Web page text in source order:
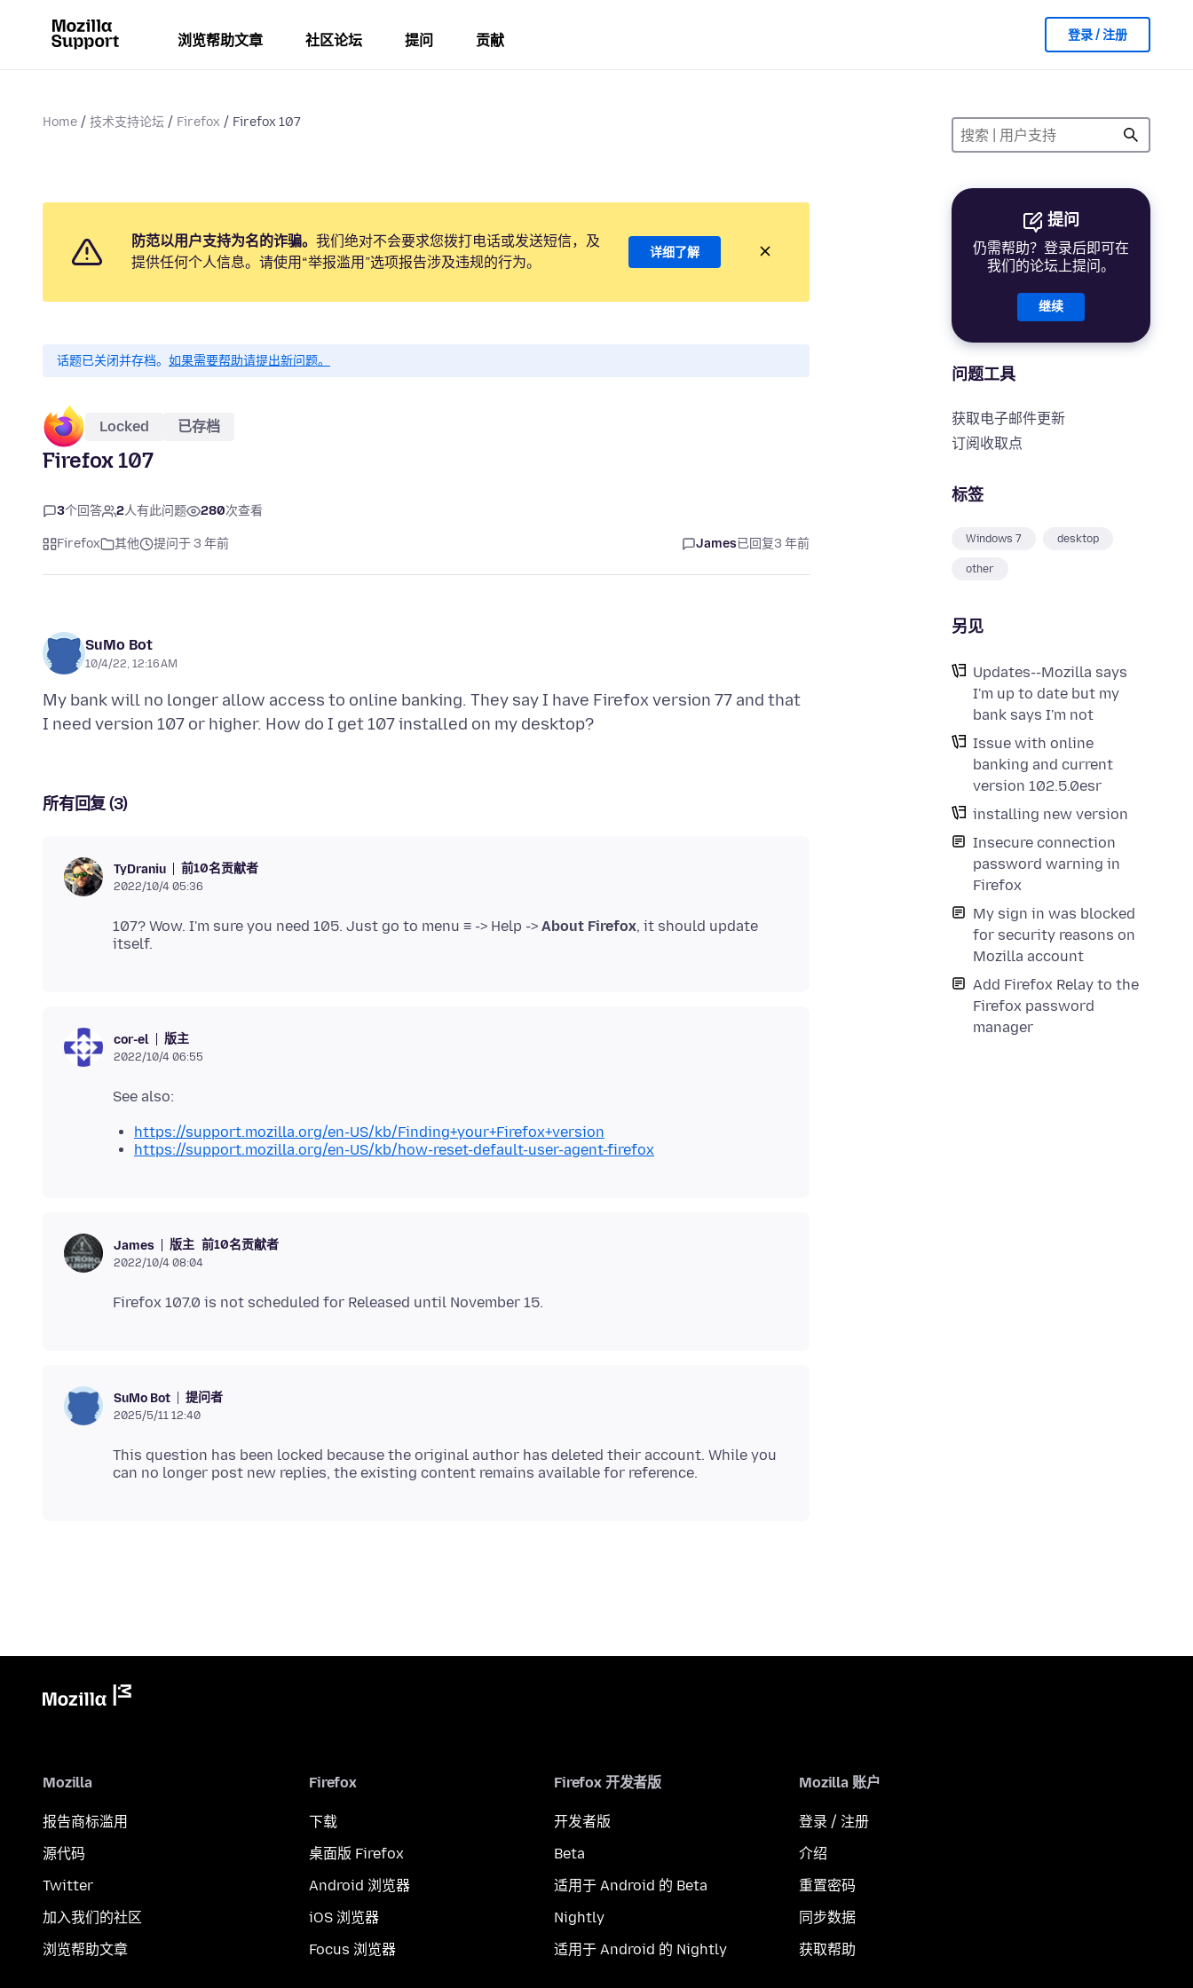
浏览帮助文章 社区论坛 提问 贡献 登录 / 注册
Home 技术支持论坛 Firefox Firefox 107
提问
仍需帮助？登录后即可在
我们的论坛上提问。
继续
问题工具
获取电子邮件更新
订阅收取点
标签
Windows 7 desktop
other
另见
Updates--Mozilla says
I'm up to date but my
bank says I'm not
Issue with online
banking and current
version 102.5.0esr
installing new version
Insecure connection
password warning in
Firefox
My sign in was blocked
for security reasons on
Mozilla account
Add Firefox Relay to the
Firefox password
manager
防范以用户支持为名的诈骗。 我们绝对不会要求您拨打电话或发送短信，及
提供任何个人信息。请使用“举报滥用”选项报告涉及违规的行为。
详细了解
话题已关闭并存档。 如果需要帮助请提出新问题。
Locked 已存档
Firefox 107
3个回答 2人有此问题 280次查看
Firefox 其他 提问于 3 年前 James已回复3 年前
SuMo Bot
10/4/22, 12:16 AM
My bank will no longer allow access to online banking. They say I have Firefox version 77 and that
所有回复 (3)
TyDraniu 前10名贡献者
2022/10/4 05:36
107? Wow. I'm sure you need 105. Just go to menu ≡ -> Help -> About Firefox, it should update
cor-el 版主
2022/10/4 06:55
https://support.mozilla.org/en-US/kb/Finding+your+Firefox+version
https://support.mozilla.org/en-US/kb/how-reset-default-user-agent-firefox
James 版主 前10名贡献者
2022/10/4 08:04
SuMo Bot 提问者
2025/5/11 12:40
This question has been locked because the original author has deleted their account. While you
Mozilla
报告商标滥用
源代码
Twitter
加入我们的社区
浏览帮助文章
Firefox
下载
桌面版 Firefox
Android 浏览器
iOS 浏览器
Focus 浏览器
Firefox 开发者版
开发者版
Beta
适用于 Android 的 Beta
Nightly
适用于 Android 的 Nightly
Mozilla 账户
登录 / 注册
介绍
重置密码
同步数据
获取帮助